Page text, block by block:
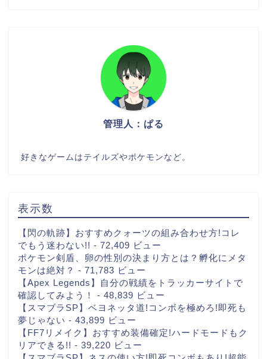
管理人：ぱる
好きなゲームはテイルズやポケモンなど。
表示数
【閃の軌跡】おすすめクォーツの組み合わせ方!コレ
でもう迷わない!! - 72,409 ビュー
ポケモン剣盾、卵の性別の決まり方とは？孵化にメタ
モンは絶対？ - 71,783 ビュー
【Apex Legends】自分の戦績をトラッカーサイトで
確認してみよう！
- 48,839 ビュー
【スマブラSP】ベヨネッタ道!コンボを極めろ!即死も
夢じゃない - 43,899 ビュー
【FF7リメイク】おすすめ装備確定!ハードモードもク
リアできる!! - 39,220 ビュー